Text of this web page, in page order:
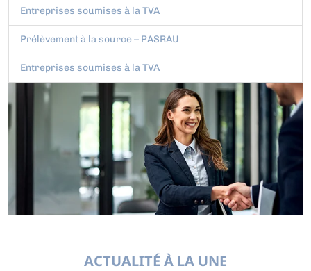
Entreprises soumises à la TVA
Prélèvement à la source – PASRAU
Entreprises soumises à la TVA
ACTUALITÉ À LA UNE